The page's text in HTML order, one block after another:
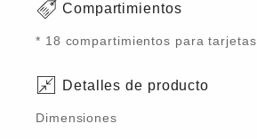
Compartimientos
* 18 compartimientos para tarjetas.
Detalles de producto
Dimensiones